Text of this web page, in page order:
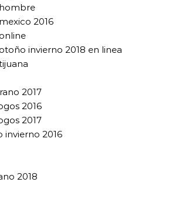
2016
invierno 2018 en linea
2017
2016
2017
2016
2018